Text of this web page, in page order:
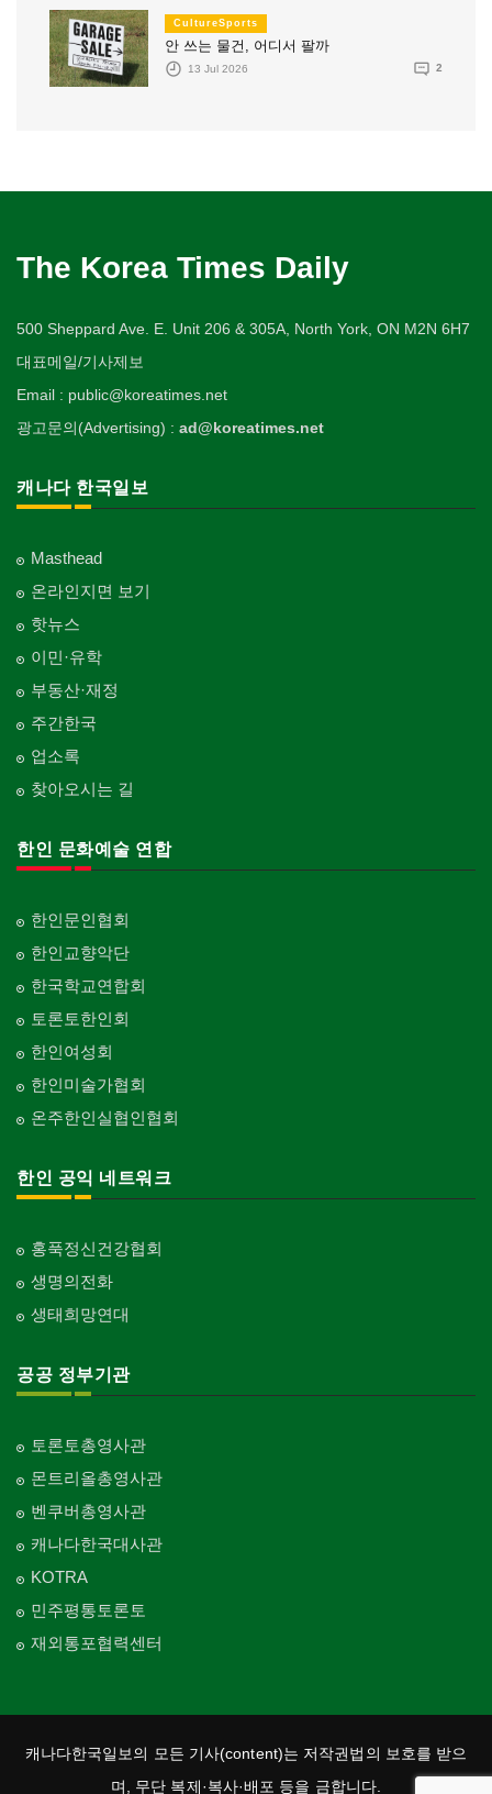
CultureSports
안 쓰는 물건, 어디서 팔까
13 Jul 2026 2
The Korea Times Daily
500 Sheppard Ave. E. Unit 206 & 305A, North York, ON M2N 6H7
대표메일/기사제보
Email : public@koreatimes.net
광고문의(Advertising) : ad@koreatimes.net
캐나다 한국일보
Masthead
온라인지면 보기
핫뉴스
이민·유학
부동산·재정
주간한국
업소록
찾아오시는 길
한인 문화예술 연합
한인문인협회
한인교향악단
한국학교연합회
토론토한인회
한인여성회
한인미술가협회
온주한인실협인협회
한인 공익 네트워크
홍푹정신건강협회
생명의전화
생태희망연대
공공 정부기관
토론토총영사관
몬트리올총영사관
벤쿠버총영사관
캐나다한국대사관
KOTRA
민주평통토론토
재외통포협력센터
캐나다한국일보의 모든 기사(content)는 저작권법의 보호를 받으
며, 무단 복제·복사·배포 등을 금합니다.